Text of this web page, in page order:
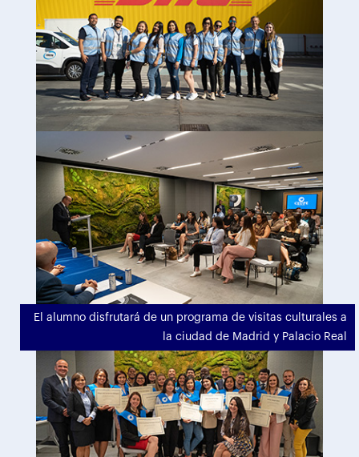
El alumno disfrutará de un programa de visitas culturales a
la ciudad de Madrid y Palacio Real